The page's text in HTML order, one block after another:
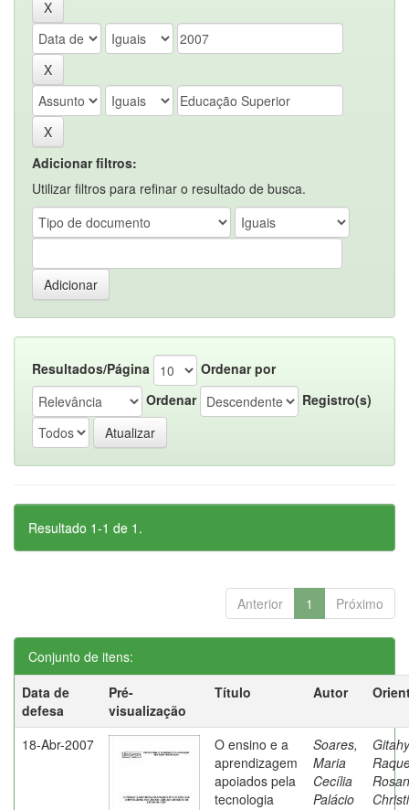
Adicionar filtros:
Utilizar filtros para refinar o resultado de busca.
Resultados/Página
Ordenar por
Ordenar
Registro(s)
Resultado 1-1 de 1.
Anterior 1 Próximo
Conjunto de itens:
Data de
defesa
Pré-
visualização
Título Autor
18-Abr-2007
O ensino e a
aprendizagem
apoiados pela
tecnologia
Soares,
Maria
Cecília
Palácio
Rosan